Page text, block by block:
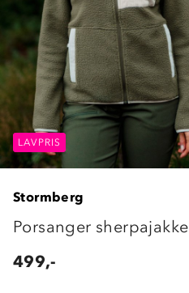
LAVPRIS
LAVPRIS
Stormberg
Porsanger sherpajakke
499,-